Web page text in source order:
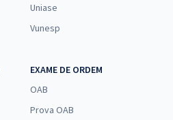
Uniase
Vunesp
EXAME DE ORDEM
OAB
Prova OAB